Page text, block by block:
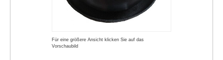
Für eine größere Ansicht klicken Sie auf das
Vorschaubild